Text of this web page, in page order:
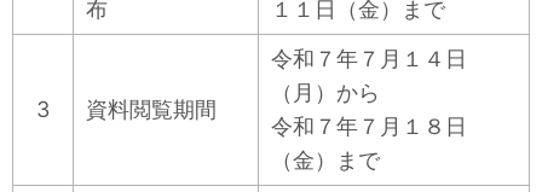
布
１１日
（金） まで
3 資料閲覧期間
令和７年７月１４日
（月） から
令和７年７月１８日
（金）
まで